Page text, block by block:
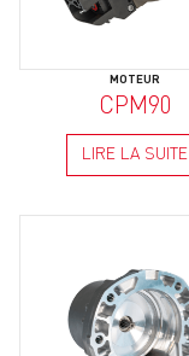
MOTEUR
CPM90
LIRE LA SUITE